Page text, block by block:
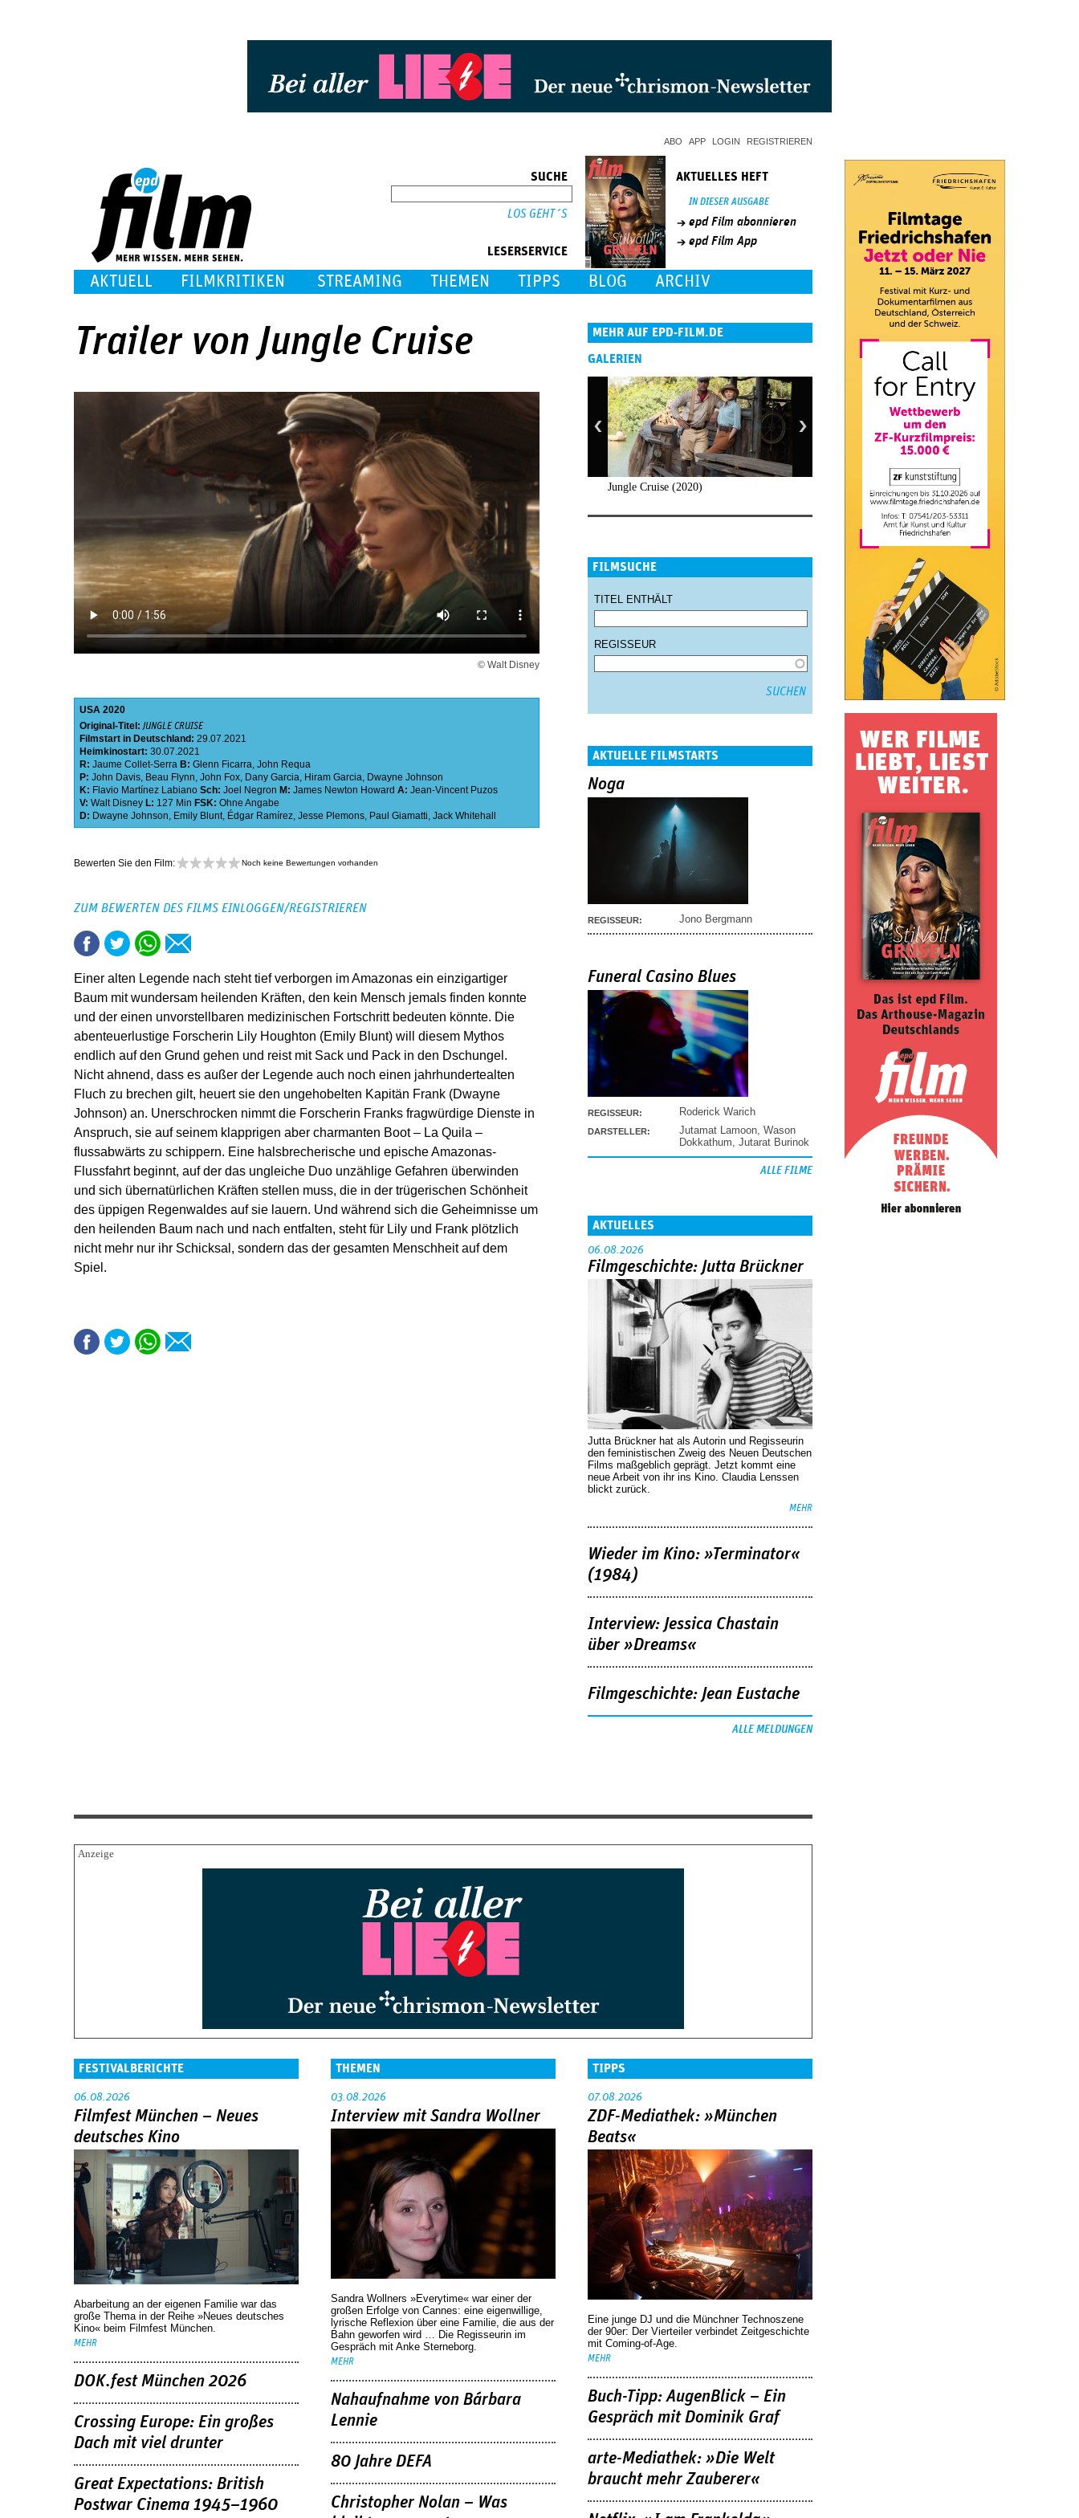
ABO APP LOGIN REGISTRIEREN
SUCHE
LESERSERVICE
AKTUELLES HEFT
IN DIESER AUSGABE
epd Film abonnieren
epd Film App
AKTUELL FILMKRITIKEN STREAMING THEMEN TIPPS BLOG ARCHIV
Trailer von Jungle Cruise
© Walt Disney
USA 2020
Original-Titel: JUNGLE CRUISE
Filmstart in Deutschland: 29.07.2021
Heimkinostart: 30.07.2021
R: Jaume Collet-Serra B: Glenn Ficarra, John Requa
P: John Davis, Beau Flynn, John Fox, Dany Garcia, Hiram Garcia, Dwayne Johnson
K: Flavio Martínez Labiano Sch: Joel Negron M: James Newton Howard A: Jean-Vincent Puzos
V: Walt Disney L: 127 Min FSK: Ohne Angabe
D: Dwayne Johnson, Emily Blunt, Édgar Ramírez, Jesse Plemons, Paul Giamatti, Jack Whitehall
Bewerten Sie den Film: Noch keine Bewertungen vorhanden
ZUM BEWERTEN DES FILMS EINLOGGEN/REGISTRIEREN
Einer alten Legende nach steht tief verborgen im Amazonas ein einzigartiger
Baum mit wundersam heilenden Kräften, den kein Mensch jemals finden konnte
und der einen unvorstellbaren medizinischen Fortschritt bedeuten könnte. Die
abenteuerlustige Forscherin Lily Houghton (Emily Blunt) will diesem Mythos
endlich auf den Grund gehen und reist mit Sack und Pack in den Dschungel.
Nicht ahnend, dass es außer der Legende auch noch einen jahrhundertealten
Fluch zu brechen gilt, heuert sie den ungehobelten Kapitän Frank (Dwayne
Johnson) an. Unerschrocken nimmt die Forscherin Franks fragwürdige Dienste in
Anspruch, sie auf seinem klapprigen aber charmanten Boot – La Quila –
flussabwärts zu schippern. Eine halsbrecherische und epische Amazonas-
Flussfahrt beginnt, auf der das ungleiche Duo unzählige Gefahren überwinden
und sich übernatürlichen Kräften stellen muss, die in der trügerischen Schönheit
des üppigen Regenwaldes auf sie lauern. Und während sich die Geheimnisse um
den heilenden Baum nach und nach entfalten, steht für Lily und Frank plötzlich
nicht mehr nur ihr Schicksal, sondern das der gesamten Menschheit auf dem
Spiel.
MEHR AUF EPD-FILM.DE
GALERIEN
Jungle Cruise (2020)
FILMSUCHE
TITEL ENTHÄLT
REGISSEUR
AKTUELLE FILMSTARTS
Noga
REGISSEUR: Jono Bergmann
Funeral Casino Blues
REGISSEUR: Roderick Warich
DARSTELLER: Jutamat Lamoon Wason
Dokkathum Jutarat Burinok
ALLE FILME
AKTUELLES
06.08.2026
Filmgeschichte: Jutta Brückner
Jutta Brückner hat als Autorin und Regisseurin
den feministischen Zweig des Neuen Deutschen
Films maßgeblich geprägt. Jetzt kommt eine
neue Arbeit von ihr ins Kino. Claudia Lenssen
blickt zurück.
MEHR
Wieder im Kino: »Terminator«
(1984)
Interview: Jessica Chastain
über »Dreams«
Filmgeschichte: Jean Eustache
ALLE MELDUNGEN
FESTIVALBERICHTE
06.08.2026
Filmfest München – Neues
deutsches Kino
Abarbeitung an der eigenen Familie war das
große Thema in der Reihe »Neues deutsches
Kino« beim Filmfest München.
MEHR
DOK.fest München 2026
Crossing Europe: Ein großes
Dach mit viel drunter
Great Expectations: British
Postwar Cinema 1945–1960
THEMEN
03.08.2026
Interview mit Sandra Wollner
Sandra Wollners »Everytime« war einer der
großen Erfolge von Cannes: eine eigenwillige,
lyrische Reflexion über eine ­Familie, die aus der
Bahn geworfen wird … Die Regisseurin im
Gespräch mit Anke Sterneborg.
MEHR
Nahaufnahme von Bárbara
Lennie
80 Jahre DEFA
Christopher Nolan – Was
TIPPS
07.08.2026
ZDF-Mediathek: »München
Beats«
Eine junge DJ und die Münchner Technoszene
der 90er: Der Vierteiler verbindet Zeitgeschichte
mit Coming-of-Age.
MEHR
Buch-Tipp: AugenBlick – Ein
Gespräch mit Dominik Graf
arte-Mediathek: »Die Welt
braucht mehr Zauberer«